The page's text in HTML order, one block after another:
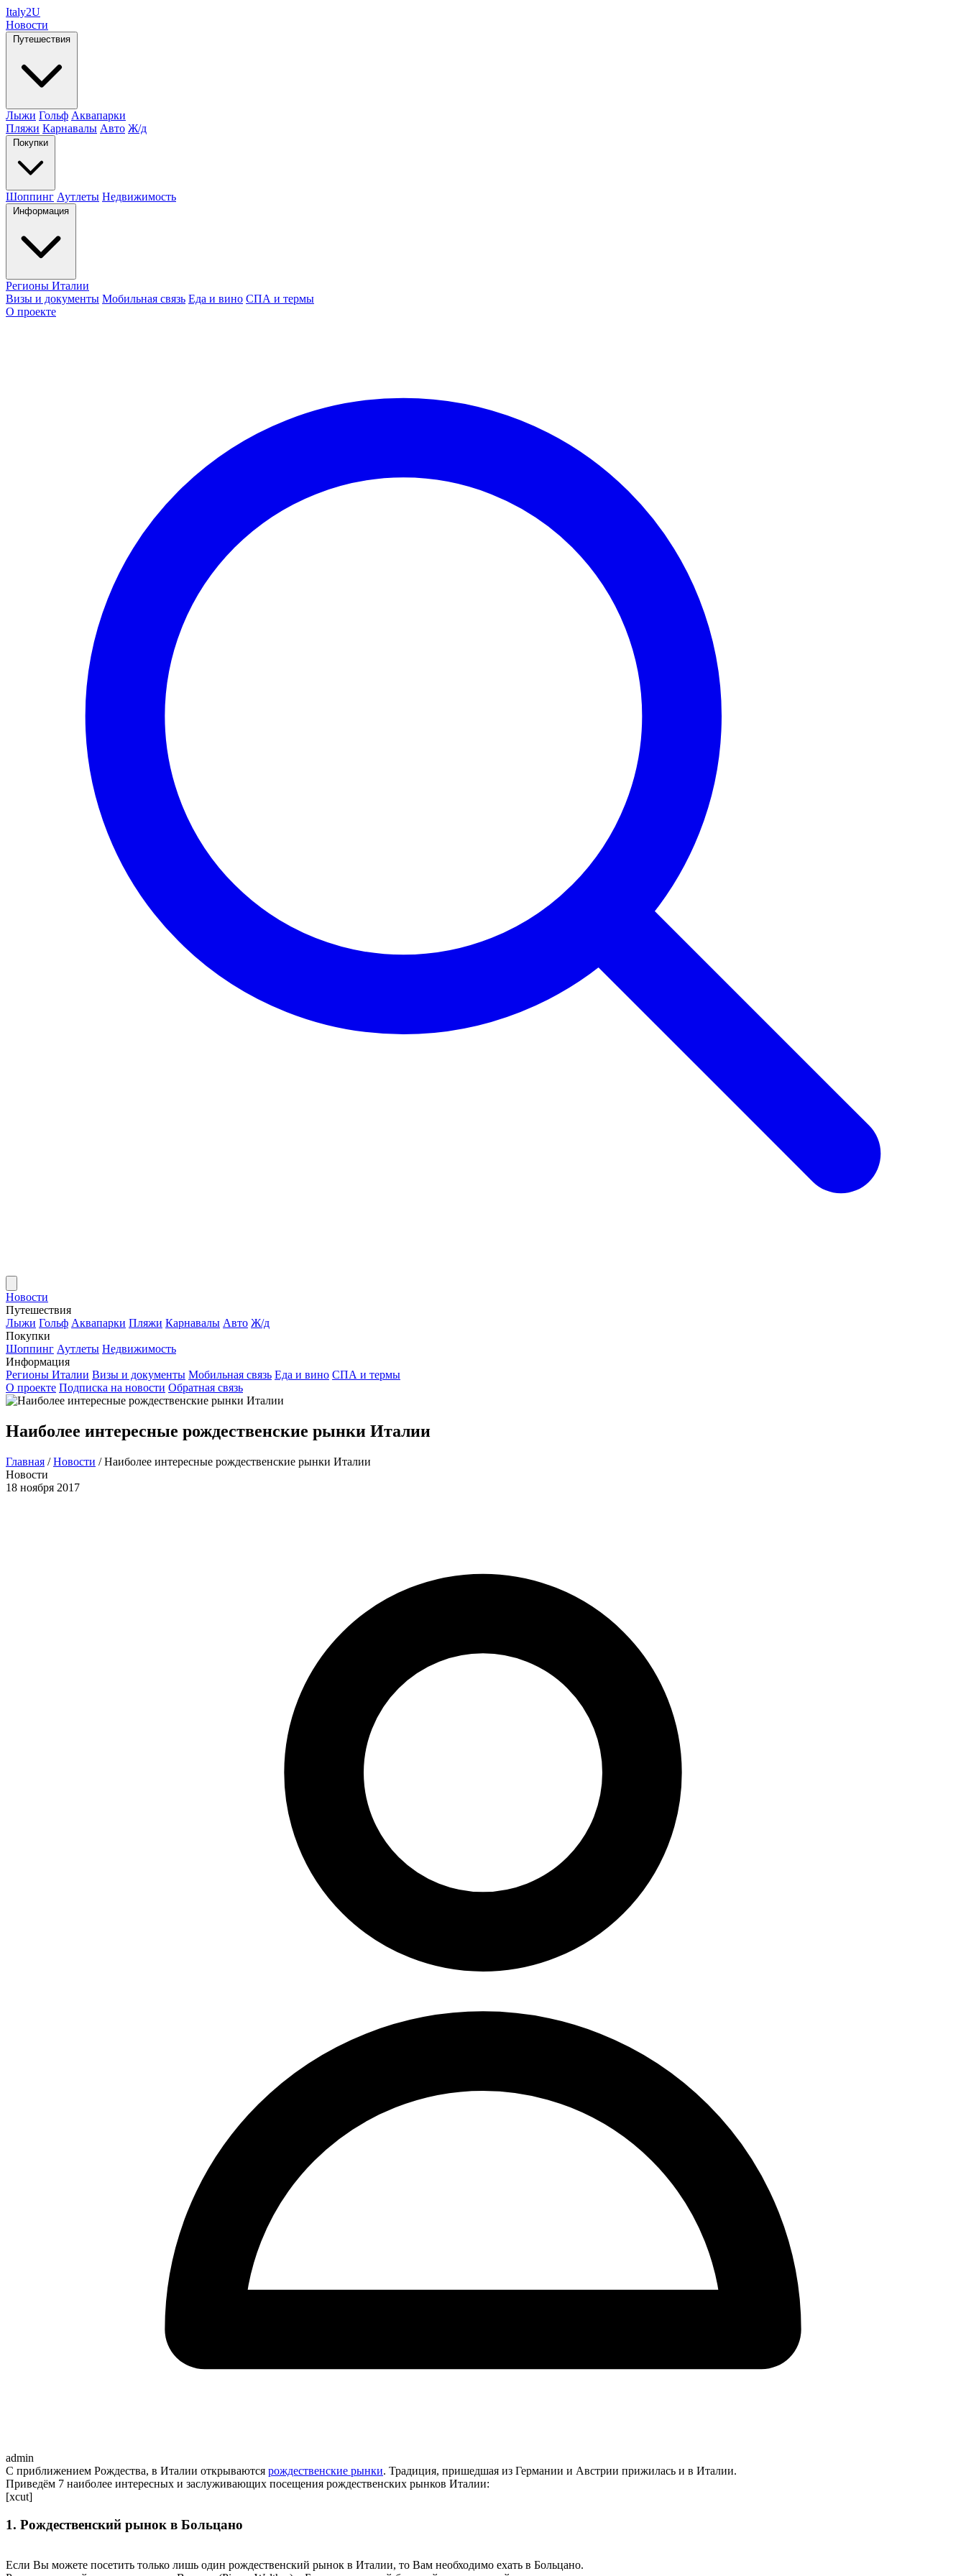
Italy2U
Новости
Путешествия
Лыжи Гольф Аквапарки
Пляжи Карнавалы Авто Ж/д
Покупки
Шоппинг Аутлеты Недвижимость
Информация
Регионы Италии
Визы и документы Мобильная связь Еда и вино СПА и термы
О проекте
Новости
Путешествия
Лыжи Гольф Аквапарки Пляжи Карнавалы Авто Ж/д
Покупки
Шоппинг Аутлеты Недвижимость
Информация
Регионы Италии Визы и документы Мобильная связь Еда и вино СПА и термы
О проекте Подписка на новости Обратная связь
Наиболее интересные рождественские рынки Италии
Главная / Новости / Наиболее интересные рождественские рынки Италии
Новости
18 ноября 2017
admin
С приближением Рождества, в Италии открываются рождественские рынки. Традиция, пришедшая из Германии и Австрии прижилась и в Италии.
Приведём 7 наиболее интересных и заслуживающих посещения рождественских рынков Италии:
[xcut]
1. Рождественский рынок в Больцано
Если Вы можете посетить только лишь один рождественский рынок в Италии, то Вам необходимо ехать в Больцано.